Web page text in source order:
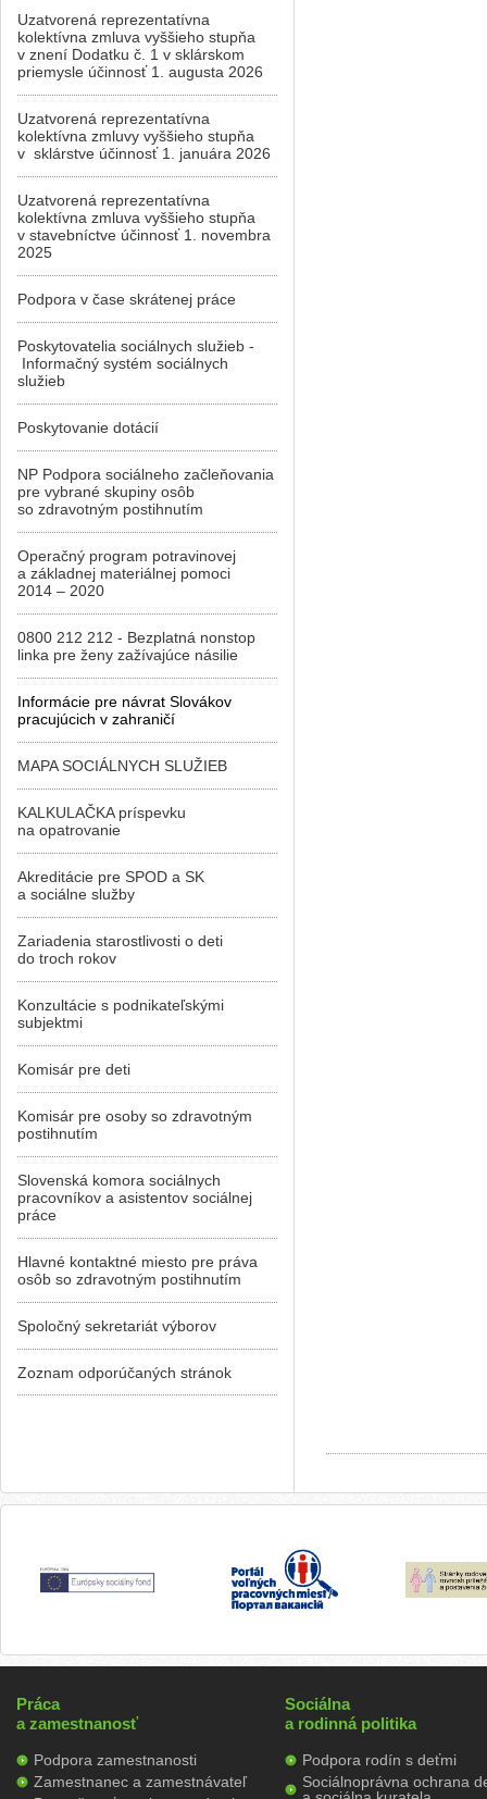
Uzatvorená reprezentatívna
kolektívna zmluva vyššieho stupňa
v znení Dodatku č. 1 v sklárskom
priemysle účinnosť 1. augusta 2026
Uzatvorená reprezentatívna
kolektívna zmluvy vyššieho stupňa
v sklárstve účinnosť 1. januára 2026
Uzatvorená reprezentatívna
kolektívna zmluva vyššieho stupňa
v stavebníctve účinnosť 1. novembra
2025
Podpora v čase skrátenej práce
Poskytovatelia sociálnych služieb -
Informačný systém sociálnych
služieb
Poskytovanie dotácií
NP Podpora sociálneho začleňovania
pre vybrané skupiny osôb
so zdravotným postihnutím
Operačný program potravinovej
a základnej materiálnej pomoci
2014 – 2020
0800 212 212 - Bezplatná nonstop
linka pre ženy zažívajúce násilie
Informácie pre návrat Slovákov
pracujúcich v zahraničí
MAPA SOCIÁLNYCH SLUŽIEB
KALKULAČKA príspevku
na opatrovanie
Akreditácie pre SPOD a SK
a sociálne služby
Zariadenia starostlivosti o deti
do troch rokov
Konzultácie s podnikateľskými
subjektmi
Komisár pre deti
Komisár pre osoby so zdravotným
postihnutím
Slovenská komora sociálnych
pracovníkov a asistentov sociálnej
práce
Hlavné kontaktné miesto pre práva
osôb so zdravotným postihnutím
Spoločný sekretariát výborov
Zoznam odporúčaných stránok
Práca
a zamestnanosť
Podpora zamestnanosti
Zamestnanec a zamestnávateľ
Sociálna
a rodinná politika
Podpora rodín s deťmi
Sociálnoprávna ochrana